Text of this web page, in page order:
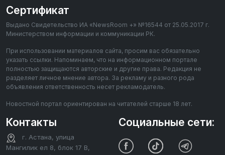
Сертификат
Выдано Свидетельство ИА «NewsRoom +» №16544 от 25.05.2017 г.
Министерством информации и коммуникации РК.
При использовании материалов сайта, просим вас обязательно
указать ссылки. Напоминаем, что на информационном портале
полностью защищаются авторские и другие права. Редакция не
разделяет личное мнение автора. За рекламу и разного рода
объявления ответственность несет рекламодатель.
Новостной портал ориентирован на читателей старше 18 лет.
Контакты
г. Астана, улица
Мангилик ел 8, блок 17 В,
Социальные сети: